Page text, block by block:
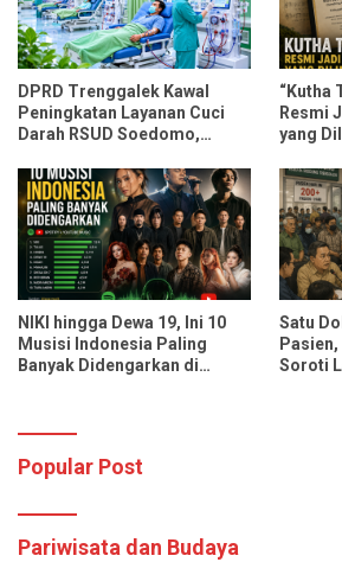
DPRD Trenggalek Kawal
Peningkatan Layanan Cuci
Darah RSUD Soedomo,
Pasien Sekali Pelayanan
“Kutha
Resmi
yang
NIKI hingga Dewa 19, Ini 10
Musisi Indonesia Paling
Banyak Didengarkan di
Satu
Soroti
Popular Post
Pariwisata dan Budaya